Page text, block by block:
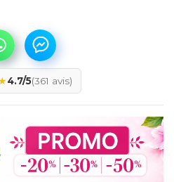
4.7/5(361 avis)